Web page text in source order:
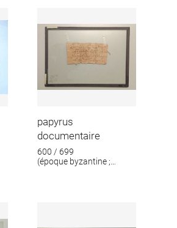
papyrus
documentaire
600 / 699
(époque byzantine ;